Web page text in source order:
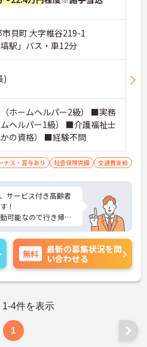
貝町 大字椎谷219-1
駅」バス・車12分
)
ホームヘルパー2級） ■実務
ヘルパー1級） ■介護福祉士
かの資格） ■経験不問
ナス・賞与あり 社会保険完備 交通費支給
サービス付き高齢者
！
可能なので行き帰り
休みも取得出来るの
切にしたい方にオス
護職までお問い合わ
無料
最新の募集状況を問
い合わせる
1-4件を表示
1